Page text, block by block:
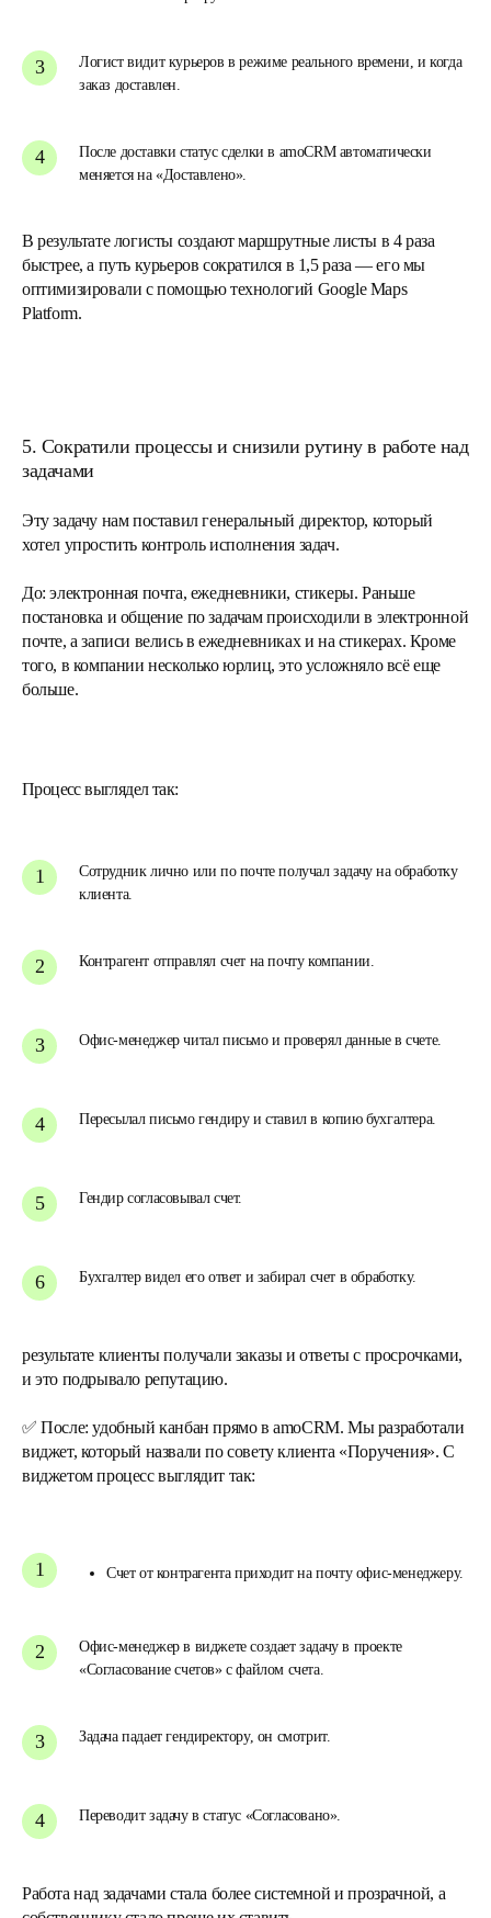
Логист видит курьеров в режиме реального времени, и когда
заказ доставлен.
После доставки статус сделки в amoCRM автоматически
меняется на «Доставлено».
В результате логисты создают маршрутные листы в 4 раза
быстрее, а путь курьеров сократился в 1,5 раза — его мы
оптимизировали с помощью технологий Google Maps
Platform.
5. Сократили процессы и снизили рутину в работе над
задачами
Эту задачу нам поставил генеральный директор, который
хотел упростить контроль исполнения задач.
До: электронная почта, ежедневники, стикеры. Раньше
постановка и общение по задачам происходили в электронной
почте, а записи велись в ежедневниках и на стикерах. Кроме
того, в компании несколько юрлиц, это усложняло всё еще
больше.
Процесс выглядел так:
Сотрудник лично или по почте получал задачу на обработку
клиента.
Контрагент отправлял счет на почту компании.
Офис-менеджер читал письмо и проверял данные в счете.
Пересылал письмо гендиру и ставил в копию бухгалтера.
Гендир согласовывал счет.
Бухгалтер видел его ответ и забирал счет в обработку.
результате клиенты получали заказы и ответы с просрочками,
и это подрывало репутацию.
✅После: удобный канбан прямо в amoCRM. Мы разработали
виджет, который назвали по совету клиента «Поручения». С
виджетом процесс выглядит так:
Счет от контрагента приходит на почту офис-менеджеру.
Офис-менеджер в виджете создает задачу в проекте
«Согласование счетов» с файлом счета.
Задача падает гендиректору, он смотрит.
Переводит задачу в статус «Согласовано».
Работа над задачами стала более системной и прозрачной, а